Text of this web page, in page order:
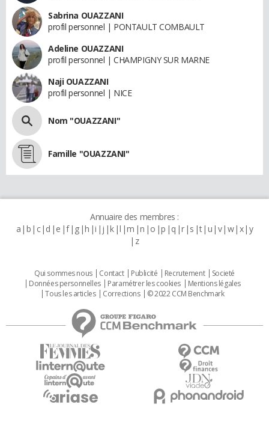
Sabrina OUAZZANI
profil personnel | PONTAULT COMBAULT
Adeline OUAZZANI
profil personnel | CHAMPIGNY SUR MARNE
Naji OUAZZANI
profil personnel | NICE
Nom "OUAZZANI"
Famille "OUAZZANI"
Annuaire des membres :
a b c d e f g h i j k l m n o p q r s t u v w x y
z
Qui sommes nous Contact Publicité Recrutement
Societé
Données personnelles
Paramétrer les cookies
Mentions légales
Tous les articles
Corrections © 2022 CCM Benchmark